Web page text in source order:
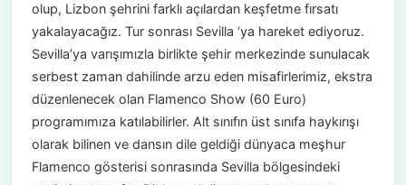
olup, Lizbon şehrini farklı açılardan keşfetme fırsatı
yakalayacağız. Tur sonrası Sevilla ‘ya hareket ediyoruz.
Sevilla’ya varışımızla birlikte şehir merkezinde sunulacak
serbest zaman dahilinde arzu eden misafirlerimiz, ekstra
düzenlenecek olan Flamenco Show (60 Euro)
programımıza katılabilirler. Alt sınıfın üst sınıfa haykırışı
olarak bilinen ve dansın dile geldiği dünyaca meşhur
Flamenco gösterisi sonrasında Sevilla bölgesindeki